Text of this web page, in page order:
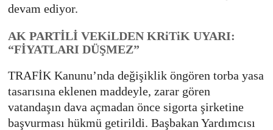
devam ediyor.
AK PARTİLİ VEKiLDEN KRiTiK UYARI:
“FİYATLARI DÜŞMEZ”
TRAFİK Kanunu’nda değişiklik öngören torba yasa
tasarısına eklenen maddeyle, zarar gören
vatandaşın dava açmadan önce sigorta şirketine
başvurması hükmü getirildi. Başbakan Yardımcısı